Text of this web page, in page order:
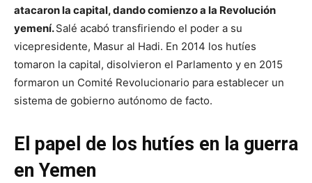
atacaron la capital, dando comienzo a la Revolución
yemení.Salé acabó transfiriendo el poder a su
vicepresidente, Masur al Hadi. En 2014 los hutíes
tomaron la capital, disolvieron el Parlamento y en 2015
formaron un Comité Revolucionario para establecer un
sistema de gobierno autónomo de facto.
El papel de los hutíes en la guerra
en Yemen